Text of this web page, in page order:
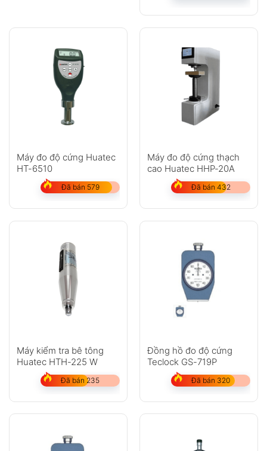
Máy đo độ cứng Huatec
HT-6510
Đã bán 579
Máy đo độ cứng thạch
cao Huatec HHP-20A
Đã bán 432
Máy kiểm tra bê tông
Huatec HTH-225 W
Đã bán 235
Đồng hồ đo độ cứng
Teclock GS-719P
Đã bán 320